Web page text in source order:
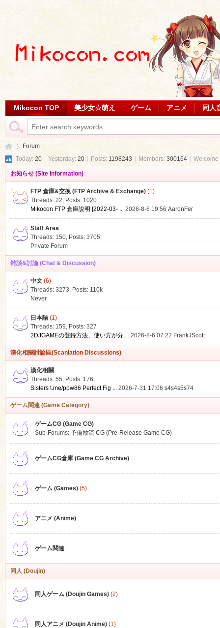
Mikocon TOP 美少女☆萌え ゲーム アニメ 同人
Mi
Forum
Today: 20 Yesterday: 20 Posts: 1198243 Members: 300164
お知らせ (Site Information)
FTP 倉庫&交換 (FTP Archive & Exchange)(1)
Threads: 22, Posts: 1020
Mikocon FTP 倉庫說明 [2022-03- ... 2026-8-6 19:56 AaronFer
Staff Area
Threads: 150, Posts: 3705
Private Forum
雑談&討論 (Chat & Discussion)
中文(6)
Threads: 3273, Posts: 110k
Never
日本語(1)
Threads: 159, Posts: 327
2DJGAMEの登録方法、使い方が分 ... 2026-8-6 07:22 FrankJScott
漢化相關討論區(Scanlation Discussions)
漢化相關
Threads: 55, Posts: 176
Sisters t.me/ppw86 Perfect Fig ... 2026-7-31 17:06 s4s4s5s74
ゲーム関連 (Game Category)
ゲームCG (Game CG)
Sub-Forums: 予備放流 CG (Pre-Release Game CG)
ゲームCG倉庫 (Game CG Archive)
ゲーム (Games)(5)
アニメ (Anime)
ゲーム関連
同人 (Doujin)
同人ゲーム (Doujin Games)(2)
同人アニメ (Doujin Anime)(1)